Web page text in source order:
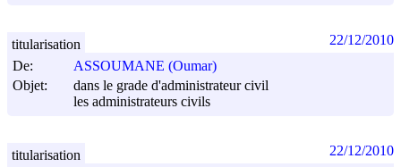
De:
ASSOUMANE (Oumar)
Objet:
dans le grade d'administrateur civil
les administrateurs civils
titularisation 22/12/2010
titularisation 22/12/2010